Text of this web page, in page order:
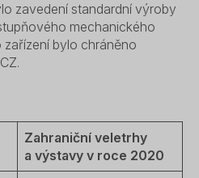
zavedení standardní výroby
mechanického
zařízení bylo chráněno
Zahraniční veletrhy
a výstavy v roce 2020